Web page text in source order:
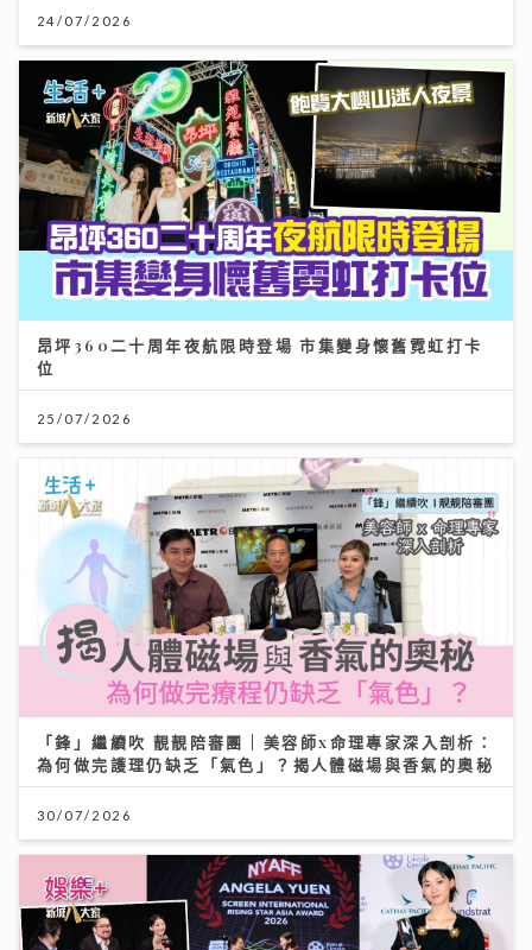
24/07/2026
昂坪360二十周年夜航限時登場 市集變身懷舊霓虹打卡
位
25/07/2026
「鋒」繼續吹 靚靚陪審團 | 美容師x命理專家深入剖析：
為何做完護理仍缺乏「氣色」？揭人體磁場與香氣的奧秘
30/07/2026